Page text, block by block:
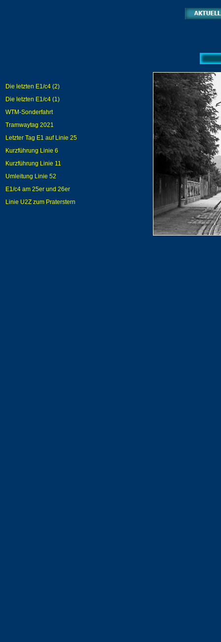
Die letzten E1/c4 (2)
Die letzten E1/c4 (1)
WTM-Sonderfahrt
Tramwaytag 2021
Letzter Tag E1 auf Linie 25
Kurzführung Linie 6
Kurzführung Linie 11
Umleitung Linie 52
E1/c4 am 25er und 26er
Linie U2Z zum Praterstern